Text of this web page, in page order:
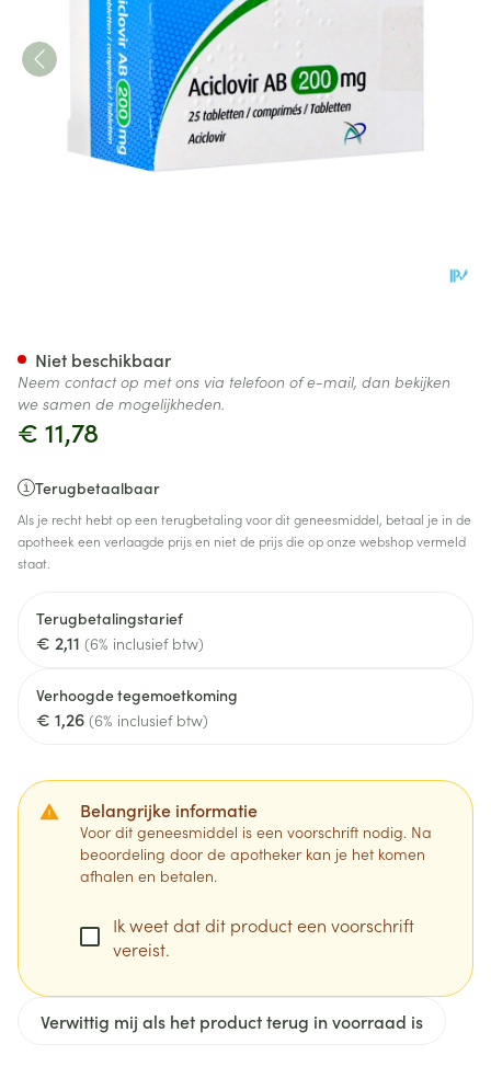
€ 11,78
Terugbetaalbaar
Als je recht hebt op een terugbetaling voor dit geneesmiddel, betaal je in de
apotheek een verlaagde prijs en niet de prijs die op onze webshop vermeld
staat.
Terugbetalingstarief
€ 2,11 (6% inclusief btw)
Verhoogde tegemoetkoming
€ 1,26 (6% inclusief btw)
Belangrijke informatie
Voor dit geneesmiddel is een voorschrift nodig. Na
beoordeling door de apotheker kan je het komen
afhalen en betalen.
Ik weet dat dit product een voorschrift
vereist.
Verwittig mij als het product terug in voorraad is
Niet beschikbaar
Neem contact op met ons via telefoon of e-mail, dan bekijken
we samen de mogelijkheden.